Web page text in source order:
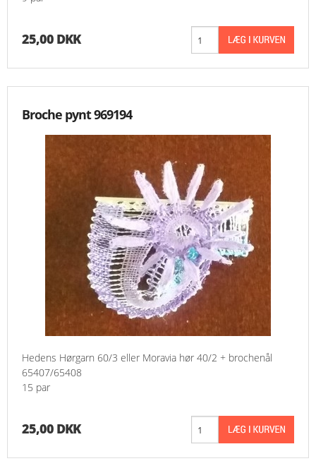
25,00 DKK
Broche pynt 969194
Hedens Hørgarn 60/3 eller Moravia hør 40/2 + brochenål
65407/65408
15 par
25,00 DKK